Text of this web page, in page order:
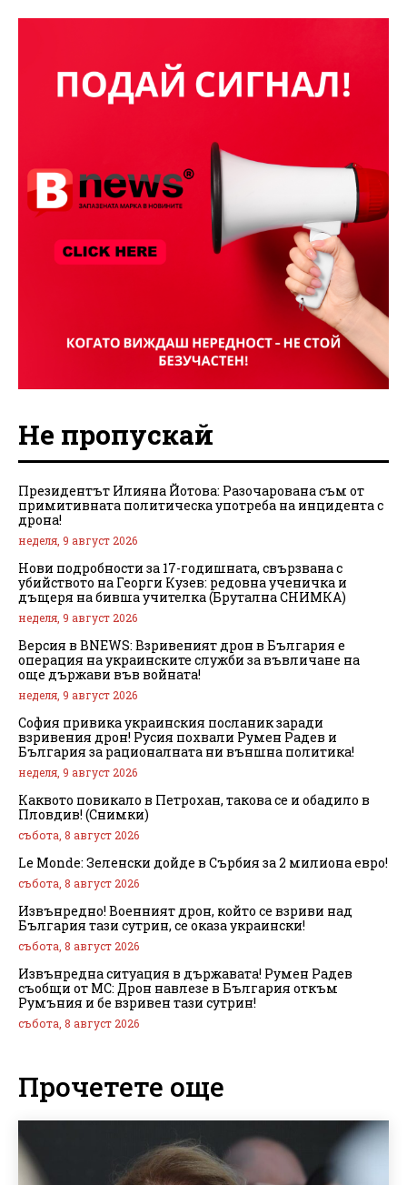
Не пропускай
Президентът Илияна Йотова: Разочарована съм от
примитивната политическа употреба на инцидента с
дрона!
неделя, 9 август 2026
Нови подробности за 17-годишната, свързвана с
убийството на Георги Кузев: редовна ученичка и
дъщеря на бивша учителка (Брутална СНИМКА)
неделя, 9 август 2026
Версия в BNEWS: Взривеният дрон в България е
операция на украинските служби за въвличане на
още държави във войната!
неделя, 9 август 2026
София привика украинския посланик заради
взривения дрон! Русия похвали Румен Радев и
България за рационалната ни външна политика!
неделя, 9 август 2026
Каквото повикало в Петрохан, такова се и обадило в
Пловдив! (Снимки)
събота, 8 август 2026
Le Monde: Зеленски дойде в Сърбия за 2 милиона евро!
събота, 8 август 2026
Извънредно! Военният дрон, който се взриви над
България тази сутрин, се оказа украински!
събота, 8 август 2026
Извънредна ситуация в държавата! Румен Радев
съобщи от МС: Дрон навлезе в България откъм
Румъния и бе взривен тази сутрин!
събота, 8 август 2026
Прочетете още